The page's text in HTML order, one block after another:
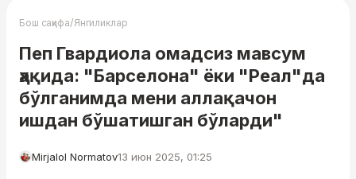
Бош саҳифа/Янгиликлар
Пеп Гвардиола омадсиз мавсум
ҳақида: "Барселона" ёки "Реал"да
бўлганимда мени аллақачон
ишдан бўшатишган бўларди"
Mirjalol Normatov13 июн 2025, 01:25